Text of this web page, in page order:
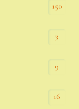
150
3
9
16